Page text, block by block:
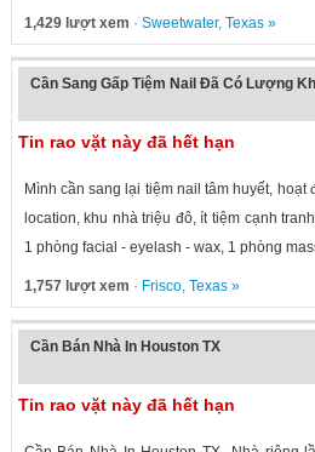
1,429 lượt xem · Sweetwater, Texas»
Cần Sang Gấp Tiệm Nail Đã Có Lượng
Tin rao vặt này đã hết hạn
Mình cần sang lại tiệm nail tâm huyết, hoạt
location, khu nhà triệu đô, ít tiệm cạnh
1 phòng facial - eyelash - wax, 1 phòng
1,757 lượt xem · Frisco, Texas»
Cần Bán Nhà In Houston TX
Tin rao vặt này đã hết hạn